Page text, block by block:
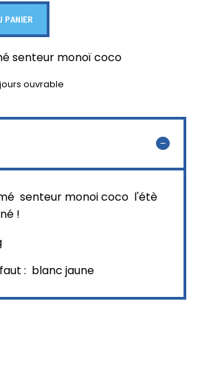
PANIER
senteur monoï coco
ouvrable
senteur monoi coco l'étè
!
: blanc jaune